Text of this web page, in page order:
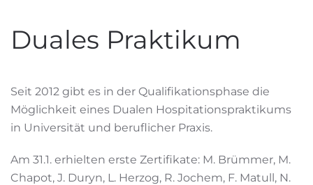
Duales Praktikum
Seit 2012 gibt es in der Qualifikationsphase die
Möglichkeit eines Dualen Hospitationspraktikums
in Universität und beruflicher Praxis.
Am 31.1. erhielten erste Zertifikate: M. Brümmer, M.
Chapot, J. Duryn, L. Herzog, R. Jochem, F. Matull, N.